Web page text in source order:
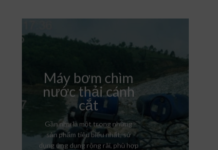
Máy bơm chìm
nước thải cánh
cắt
Gần như là một trong những
sản phẩm tiêu biểu nhất, sử
dụng ứng dụng rộng rãi, phù hợp